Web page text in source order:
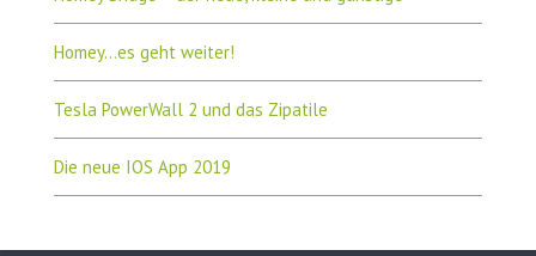
Homey…es geht weiter!
Tesla PowerWall 2 und das Zipatile
Die neue IOS App 2019